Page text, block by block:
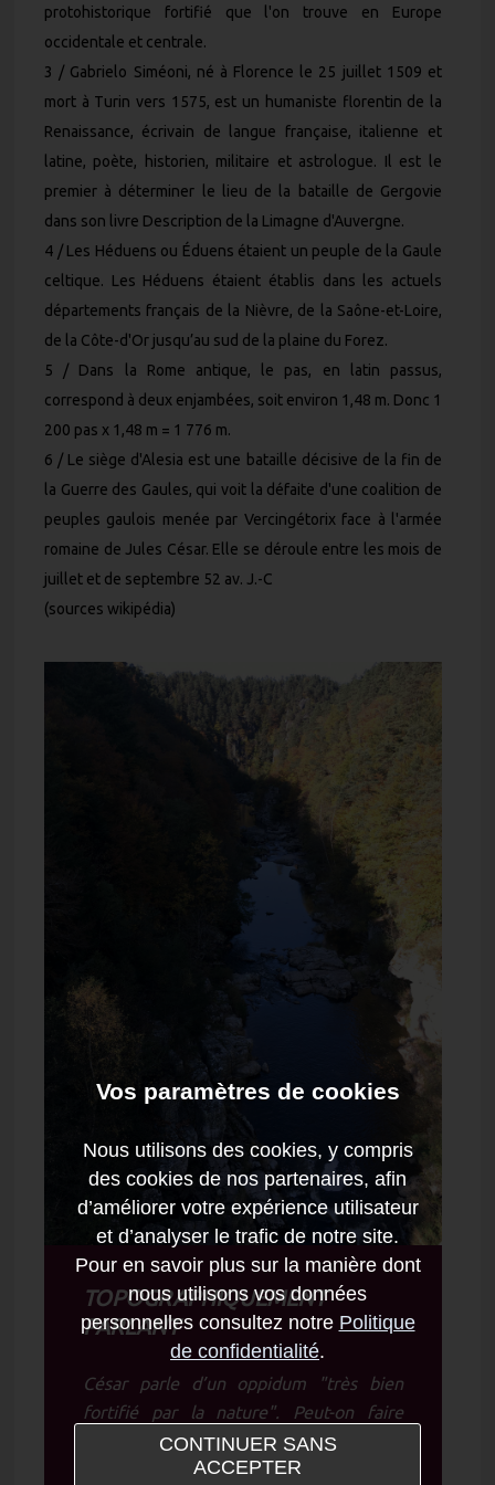
Vos paramètres de cookies
Nous utilisons des cookies, y compris
des cookies de nos partenaires, afin
d’améliorer votre expérience utilisateur
et d’analyser le trafic de notre site.
Pour en savoir plus sur la manière dont
nous utilisons vos données
personnelles consultez notre Politique
de confidentialité.
CONTINUER SANS
ACCEPTER
protohistorique fortifié que l'on trouve en Europe
occidentale et centrale.
3 / Gabrielo Siméoni, né à Florence le 25 juillet 1509 et
mort à Turin vers 1575, est un humaniste florentin de la
Renaissance, écrivain de langue française, italienne et
latine, poète, historien, militaire et astrologue. Il est le
premier à déterminer le lieu de la bataille de Gergovie
dans son livre Description de la Limagne d'Auvergne.
4 / Les Héduens ou Éduens étaient un peuple de la Gaule
celtique. Les Héduens étaient établis dans les actuels
départements français de la Nièvre, de la Saône-et-Loire,
de la Côte-d'Or jusqu’au sud de la plaine du Forez.
5 / Dans la Rome antique, le pas, en latin passus,
correspond à deux enjambées, soit environ 1,48 m. Donc 1
200 pas x 1,48 m = 1 776 m.
6 / Le siège d'Alesia est une bataille décisive de la fin de
la Guerre des Gaules, qui voit la défaite d'une coalition de
peuples gaulois menée par Vercingétorix face à l'armée
romaine de Jules César. Elle se déroule entre les mois de
juillet et de septembre 52 av. J.-C
(sources wikipédia)
TOPOGRAPHIQUEMENT
PARLANT
César parle d’un oppidum "très bien
fortifié par la nature". Peut-on faire
mieux qu’ici ?